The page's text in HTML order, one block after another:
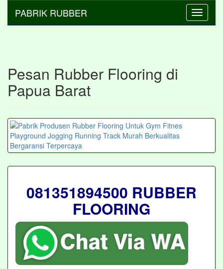
Toggle
PABRIK RUBBER
Pesan Rubber Flooring di
Papua Barat
081351894500 RUBBER
FLOORING